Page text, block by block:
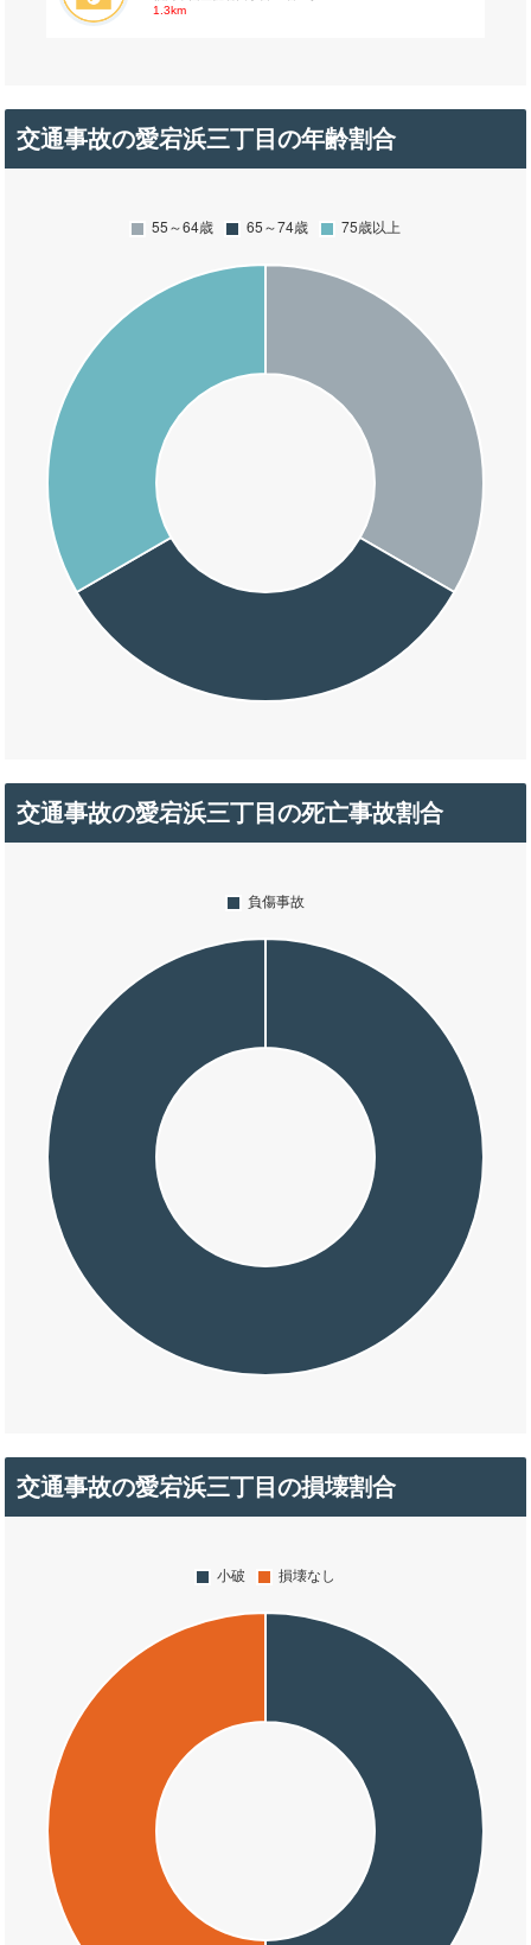
1.3km
交通事故の愛宕浜三丁目の年齢割合
交通事故の愛宕浜三丁目の死亡事故割合
交通事故の愛宕浜三丁目の損壊割合